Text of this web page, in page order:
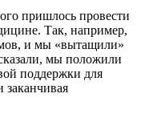
пришлось провести
Так, например,
и мы «вытащили»
мы положили
поддержки для
заканчивая